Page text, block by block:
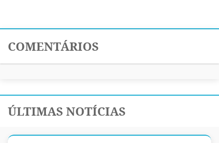
COMENTÁRIOS
ÚLTIMAS NOTÍCIAS